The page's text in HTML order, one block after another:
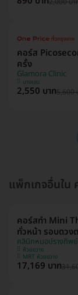
คอร์ส
ครั้ง
Glamora Clinic
บางเขน
2,550 บาท5,600
แพ็กเกจอื่นใ
คอร์สทำ Mini
ทั่วหน้า รอบดวง
คลินิกหมอปรางทิพย์
ห้วยขวาง
MRT ห้วยขวาง
17,169 บาท